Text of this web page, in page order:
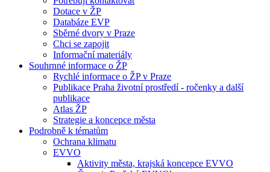
Dotace v ŽP
Databáze EVP
Sběrné dvory v Praze
Chci se zapojit
Informační materiály
Souhrnné informace o ŽP
Rychlé informace o ŽP v Praze
Publikace Praha životní prostředí - ročenky a další
publikace
Atlas ŽP
Strategie a koncepce města
Podrobně k tématům
Ochrana klimatu
EVVO
Aktivity města, krajská koncepce EVVO